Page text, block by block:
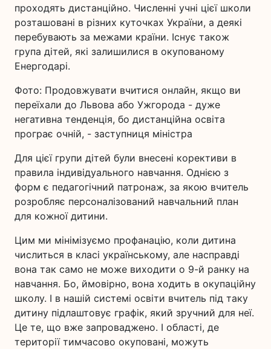
проходять дистанційно. Численні учні цієї школи
розташовані в різних куточках України, а деякі
перебувають за межами країни. Існує також
група дітей, які залишилися в окупованому
Енергодарі.
Фото: Продовжувати вчитися онлайн, якщо ви
переїхали до Львова або Ужгорода - дуже
негативна тенденція, бо дистанційна освіта
програє очній, - заступниця міністра
Для цієї групи дітей були внесені корективи в
правила індивідуального навчання. Однією з
форм є педагогічний патронаж, за якою вчитель
розробляє персоналізований навчальний план
для кожної дитини.
Цим ми мінімізуємо профанацію, коли дитина
числиться в класі українському, але насправді
вона так само не може виходити о 9-й ранку на
навчання. Бо, ймовірно, вона ходить в окупаційну
школу. І в нашій системі освіти вчитель під таку
дитину підлаштовує графік, який зручний для неї.
Це те, що вже запроваджено. І області, де
території тимчасово окуповані, можуть